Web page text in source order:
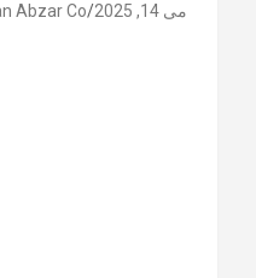
می 14, 2025 Abzar Co